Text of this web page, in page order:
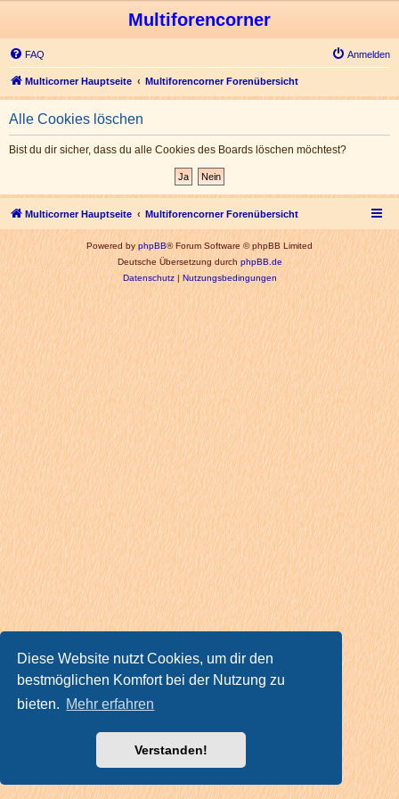
Diese Website nutzt Cookies, um dir den
bestmöglichen Komfort bei der Nutzung zu
bieten. Mehr erfahren
Verstanden!
Multiforencorner
FAQ Anmelden
Multicorner Hauptseite Multiforencorner Forenübersicht
Alle Cookies löschen
Bist du dir sicher, dass du alle Cookies des Boards löschen möchtest?
Multicorner Hauptseite Multiforencorner Forenübersicht
Powered byphpBB® Forum Software © phpBB Limited
Deutsche Übersetzung durchphpBB.de
Datenschutz|Nutzungsbedingungen